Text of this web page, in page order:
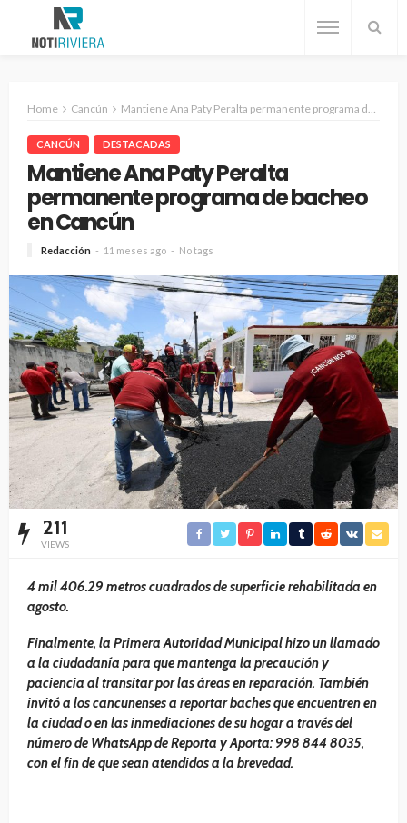
Home Cancún Mantiene Ana Paty Peralta permanente programa de bacheo en Cancún
CANCÚN DESTACADAS
Mantiene Ana Paty Peralta
permanente programa de bacheo
en Cancún
Redacción 11 meses ago No tags
211
VIEWS
⁠4 mil 406.29 metros cuadrados de superficie rehabilitada en
agosto.
Finalmente, la Primera Autoridad Municipal hizo un llamado
a la ciudadanía para que mantenga la precaución y
paciencia al transitar por las áreas en reparación. También
invitó a los cancunenses a reportar baches que encuentren en
la ciudad o en las inmediaciones de su hogar a través del
número de WhatsApp de Reporta y Aporta: 998 844 8035,
con el fin de que sean atendidos a la brevedad.